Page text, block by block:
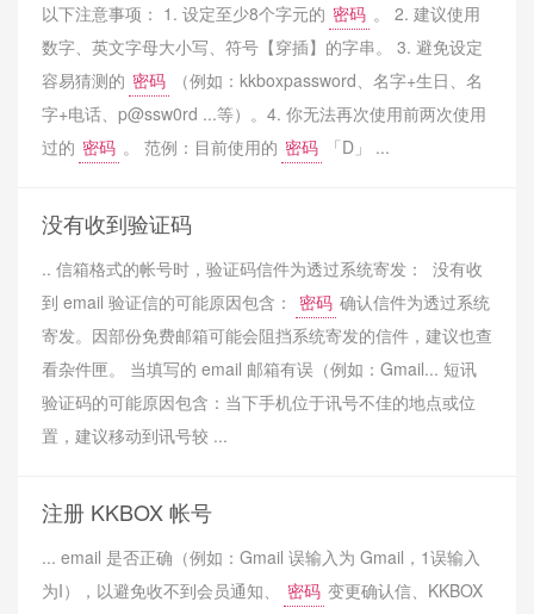
以下注意事项： 1. 设定至少8个字元的 密码 。 2. 建议使用
数字、英文字母大小写、符号【穿插】的字串。 3. 避免设定
容易猜测的 密码
（例如：kkboxpassword、名字+生日、名
字+电话、p@ssw0rd ...等）。4. 你无法再次使用前两次使用
过的 密码 。 范例：目前使用的 密码 「D」 ...
没有收到验证码
.. 信箱格式的帐号时，验证码信件为透过系统寄发： 没有收
到 email 验证信的可能原因包含：
密码 确认信件为透过系统
寄发。因部份免费邮箱可能会阻挡系统寄发的信件，建议也查
看杂件匣。 当填写的 email 邮箱有误（例如：Gmail... 短讯
验证码的可能原因包含：当下手机位于讯号不佳的地点或位
置，建议移动到讯号较 ...
注册 KKBOX 帐号
... email 是否正确（例如：Gmail 误输入为 Gmail，1误输入
为I），以避免收不到会员通知、
密码 变更确认信、KKBOX